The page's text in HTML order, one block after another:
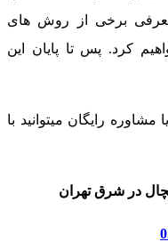
برخی از روش های
کرد. پس تا پایان این
رایگان میتوانید با
در شرق تهران